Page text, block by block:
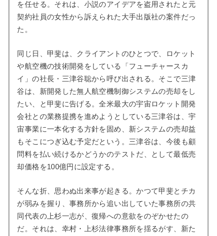
を任せる。それは、小説のアイデアを盗用されたと元
契約社員の女性から訴えられた大手出版社の案件だっ
た。
同じ日、甲斐は、クライアントのひとつで、ロケット
や航空機の技術開発をしている「フューチャースカ
イ」の社長・三津谷聡から呼び出される。そこで三津
谷は、新開発した無人航空機制御システムの売却をし
たい、と甲斐に告げる。全米最大の宇宙ロケット開発
会社との業務提携を進めようとしている三津谷は、宇
宙事業に一本化する方針を固め、新システムの売却益
もそこにつぎ込む予定だという。三津谷は、今後も顧
問料を払い続けるかどうかのテストだ、として最低売
却価格を100億円に設定する。
そんな折、思わぬ出来事が起きる。かつて甲斐とチカ
が弱みを握り、事務所から追い出していた事務所の共
同代表の上杉一志が、復帰への意欲をのぞかせたの
だ。それは、幸村・上杉法律事務所を揺るがす、新た